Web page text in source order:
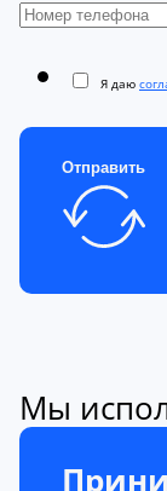
Я даю
Отправить
Мы